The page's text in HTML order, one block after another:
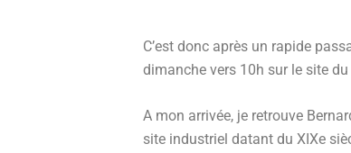
C’est donc après un rapide
dimanche vers 10h sur le site
A mon arrivée, je retrouve
site industriel datant du XIXe